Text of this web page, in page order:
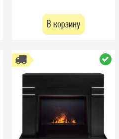
В корзину